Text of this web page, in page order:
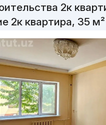
2к
2к квартира, 35 м²